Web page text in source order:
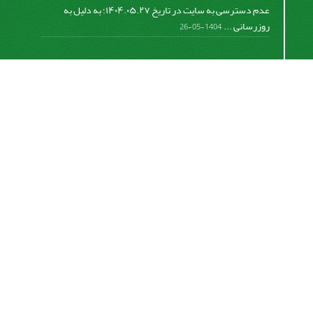
عدم دسترسی به سایت در تاریخ ۱۴۰۴.۰۵.۲۷؛ به دلیل به
روزرسانی ...1404-05-26